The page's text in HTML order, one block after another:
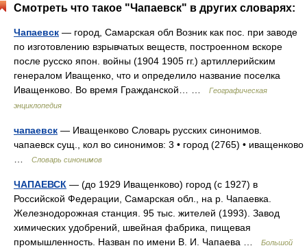
Смотреть что такое "Чапаевск" в других словарях:
Чапаевск — город, Самарская обл Возник как пос. при заводе
по изготовлению взрывчатых веществ, построенном вскоре
после русско япон. войны (1904 1905 гг.) артиллерийским
генералом Иващенко, что и определило название поселка
Иващенково. Во время Гражданской… …
Географическая
энциклопедия
чапаевск — Иващенково Словарь русских синонимов.
чапаевск сущ., кол во синонимов: 3 • город (2765) • иващенково
Словарь синонимов
ЧАПАЕВСК — (до 1929 Иващенково) город (с 1927) в
Российской Федерации, Самарская обл., на р. Чапаевка.
Железнодорожная станция. 95 тыс. жителей (1993). Завод
химических удобрений, швейная фабрика, пищевая
промышленность. Назван по имени В. И. Чапаева …
Большой